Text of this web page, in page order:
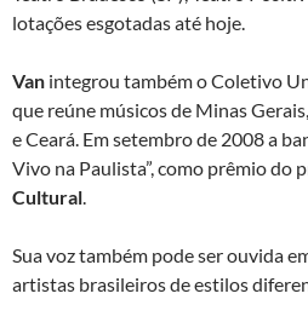
lotações esgotadas até hoje.
Van integrou também o Coletivo
que reúne músicos de Minas
e Ceará. Em setembro de 2008 a
Vivo na Paulista”, como prêmio do
Cultural
Sua voz também pode ser ouvida
artistas brasileiros de estilos